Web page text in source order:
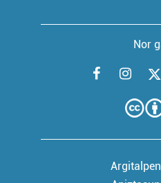
Nor